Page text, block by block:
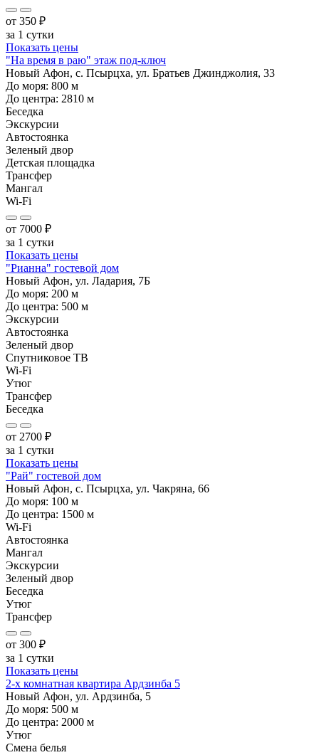
от 350 ₽
за 1 сутки
Показать цены
"На время в раю" этаж под-ключ
Новый Афон, с. Псырцха, ул. Братьев Джинджолия, 33
До моря: 800 м
До центра: 2810 м
Беседка
Экскурсии
Автостоянка
Зеленый двор
Детская площадка
Трансфер
Мангал
Wi-Fi
от 7000 ₽
за 1 сутки
Показать цены
"Рианна" гостевой дом
Новый Афон, ул. Ладария, 7Б
До моря: 200 м
До центра: 500 м
Экскурсии
Автостоянка
Зеленый двор
Спутниковое ТВ
Wi-Fi
Утюг
Трансфер
Беседка
от 2700 ₽
за 1 сутки
Показать цены
"Рай" гостевой дом
Новый Афон, с. Псырцха, ул. Чакряна, 66
До моря: 100 м
До центра: 1500 м
Wi-Fi
Автостоянка
Мангал
Экскурсии
Зеленый двор
Беседка
Утюг
Трансфер
от 300 ₽
за 1 сутки
Показать цены
2-х комнатная квартира Ардзинба 5
Новый Афон, ул. Ардзинба, 5
До моря: 500 м
До центра: 2000 м
Утюг
Смена белья